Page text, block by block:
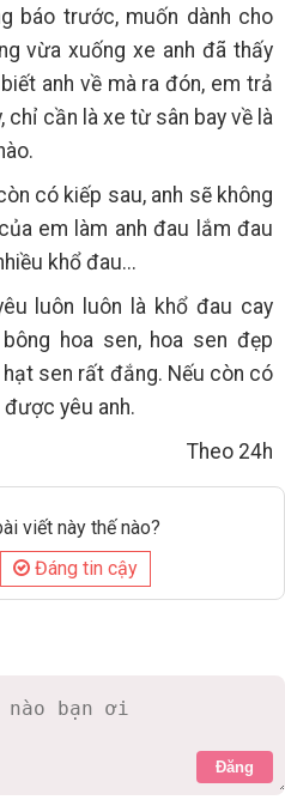
báo trước, muốn dành cho
vừa xuống xe anh đã thấy
anh về mà ra đón, em trả
chỉ cần là xe từ sân bay về là
có kiếp sau, anh sẽ không
em làm anh đau lắm đau
khổ đau...
luôn luôn là khổ đau cay
hoa sen, hoa sen đẹp
sen rất đắng. Nếu còn có
yêu anh.
Theo 24h
viết này thế nào?
Đáng tin cậy
Đăng